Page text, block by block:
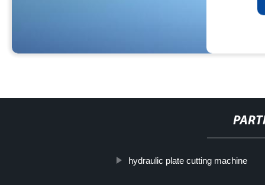
hydraulic plate cutting machine